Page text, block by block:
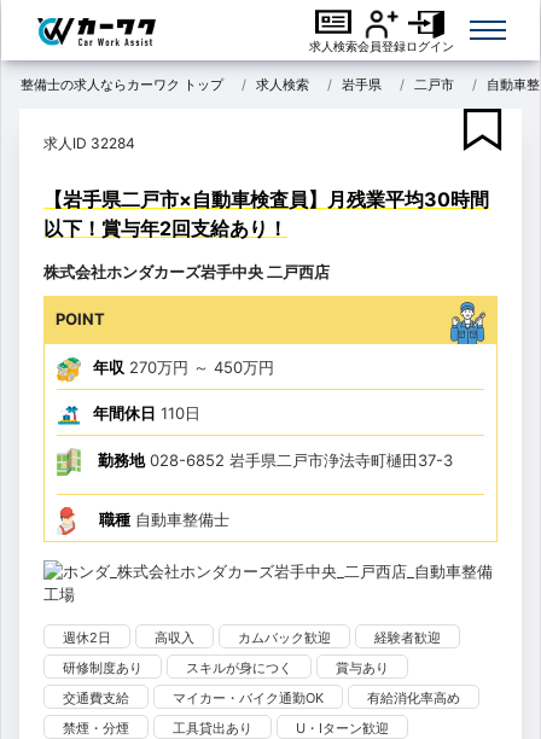
求人検索会員登録ログイン
整備士の求人ならカーワク トップ 求人検索 岩手県 二戸市 自動車
求人ID 32284
【岩手県二戸市×自動車検査員】月残業平均30時間
以下！賞与年2回支給あり！
株式会社ホンダカーズ岩手中央 二戸西店
POINT
年収 270万円 ～ 450万円
年間休日 110日
勤務地028-6852 岩手県二戸市浄法寺町樋田37-3
職種 自動車整備士
週休2日 高収入 カムバック歓迎
経験者歓迎
研修制度あり
スキルが身につく
賞与あり
交通費支給
マイカー・バイク通勤OK
有給消化率高め
禁煙・分煙
工具貸出あり
U・Iターン歓迎